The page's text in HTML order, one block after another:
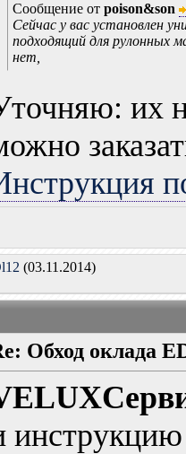
Сообщение от poison&son
Сейчас у вас установлен
подходящий для рулонных
нет,
их
(03.11.2014)
Обход оклада